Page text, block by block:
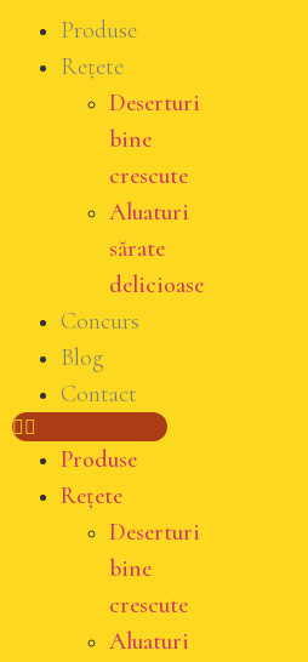
Produse
Rețete
Deserturi
bine
crescute
Aluaturi
sărate
delicioase
Concurs
Blog
Contact
Produse
Rețete
Deserturi
bine
crescute
Aluaturi